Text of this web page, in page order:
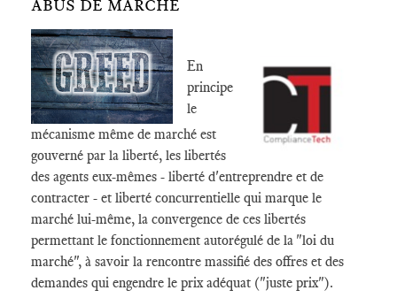
ABUS DE MARCHÉ
En
principe
le
mécanisme même de marché est
gouverné par la liberté, les libertés
des agents eux-mêmes - liberté d'entreprendre et de
contracter - et liberté concurrentielle qui marque le
marché lui-même, la convergence de ces libertés
permettant le fonctionnement autorégulé de la "loi du
marché", à savoir la rencontre massifié des offres et des
demandes qui engendre le prix adéquat ("juste prix").